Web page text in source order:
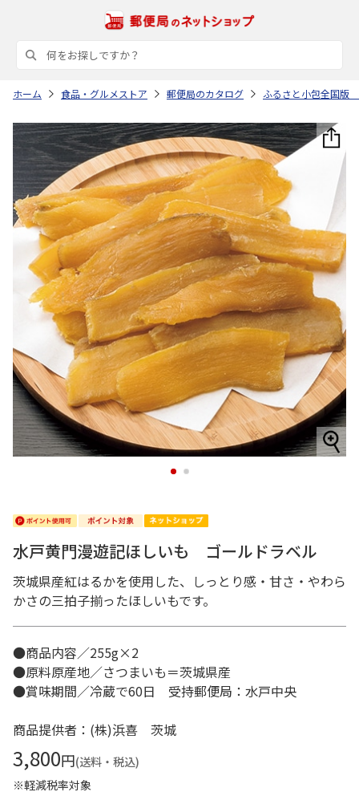
ホーム 食品・グルメストア 郵便局のカタログ ふるさと小包全国版
1 2
水戸黄門漫遊記ほしいも ゴールドラベル
茨城県産紅はるかを使用した、しっとり感・甘さ・やわら
かさの三拍子揃ったほしいもです。
●商品内容／255g×2
●原料原産地／さつまいも＝茨城県産
●賞味期間／冷蔵で60日 受持郵便局：水戸中央
商品提供者：(株)浜喜 茨城
3,800円(送料・税込)
※軽減税率対象